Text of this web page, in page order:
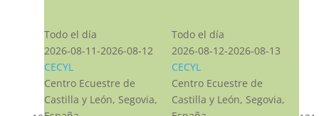
Todo el día
2026-08-11-2026-08-12
CECYL
Centro Ecuestre de
Castilla y León, Segovia,
Todo el día
2026-08-12-2026-08-13
CECYL
Centro Ecuestre de
Castilla y León, Segovia,